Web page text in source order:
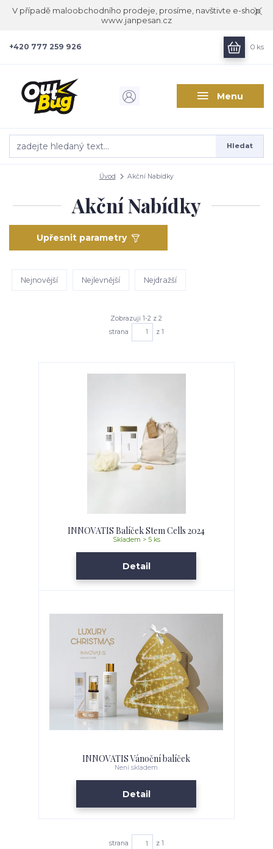
V případě maloobchodního prodeje, prosíme, navštivte e-shop
www.janpesan.cz
Menu
Hledat
+420 777 259 926 0 ks
Úvod Akční Nabídky
Akční Nabídky
Upřesnit parametry
Nejnovější Nejlevnější Nejdražší
Zobrazuji 1-2 z 2
strana
z 1
INNOVATIS Balíček Stem Cells 2024
Skladem > 5 ks
Detail
INNOVATIS Vánoční balíček
Není skladem
Detail
strana z 1